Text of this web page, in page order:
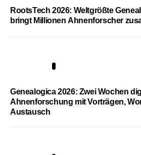
RootsTech 2026: Weltgrößte
bringt Millionen Ahnenforscher
Genealogica 2026: Zwei Wochen
Ahnenforschung mit Vorträgen,
Austausch